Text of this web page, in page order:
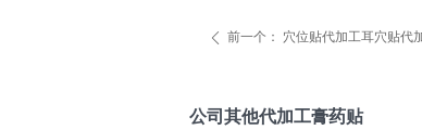
ꄴ 前一个： 穴位贴代加工耳穴贴代
公司其他代加工膏药贴